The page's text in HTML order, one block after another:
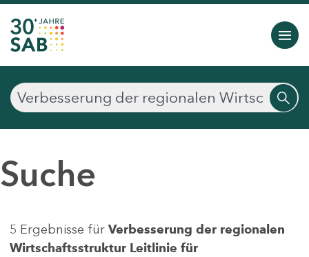
Suche
5 Ergebnisse für Verbesserung der regionalen
Wirtschaftsstruktur Leitlinie für